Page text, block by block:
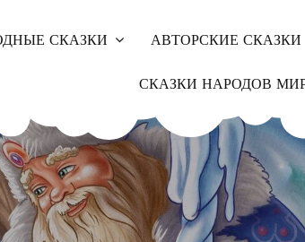
СКАЗКИ АВТОРСКИЕ СКАЗКИ
СКАЗКИ НАРОДОВ